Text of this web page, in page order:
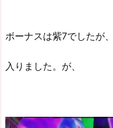
ボーナスは紫7でしたが
入りました。が、